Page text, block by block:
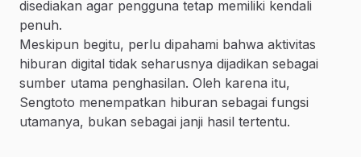
disediakan agar pengguna tetap memiliki kendali
penuh.
Meskipun begitu, perlu dipahami bahwa aktivitas
hiburan digital tidak seharusnya dijadikan sebagai
sumber utama penghasilan. Oleh karena itu,
Sengtoto menempatkan hiburan sebagai fungsi
utamanya, bukan sebagai janji hasil tertentu.